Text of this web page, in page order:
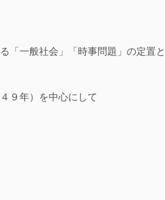
一般社会」「時事問題」の定置
９年）を中心にして